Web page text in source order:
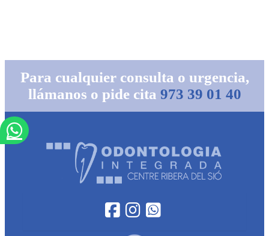
Para cualquier consulta o urgencia,
llámanos o pide cita 973 39 01 40